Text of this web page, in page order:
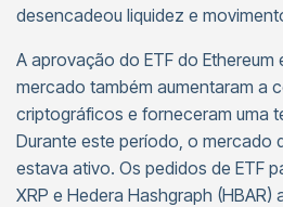
desencadeou liquidez e
A aprovação do ETF do
mercado também aumentaram a
criptográficos e forneceram uma
Durante este período, o mercado
estava ativo. Os pedidos de ETF
XRP e Hedera Hashgraph